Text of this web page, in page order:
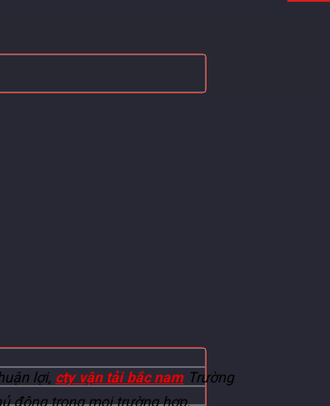
lợi, cty vận tải bắc namTrường
động trong mọi trường hợp.